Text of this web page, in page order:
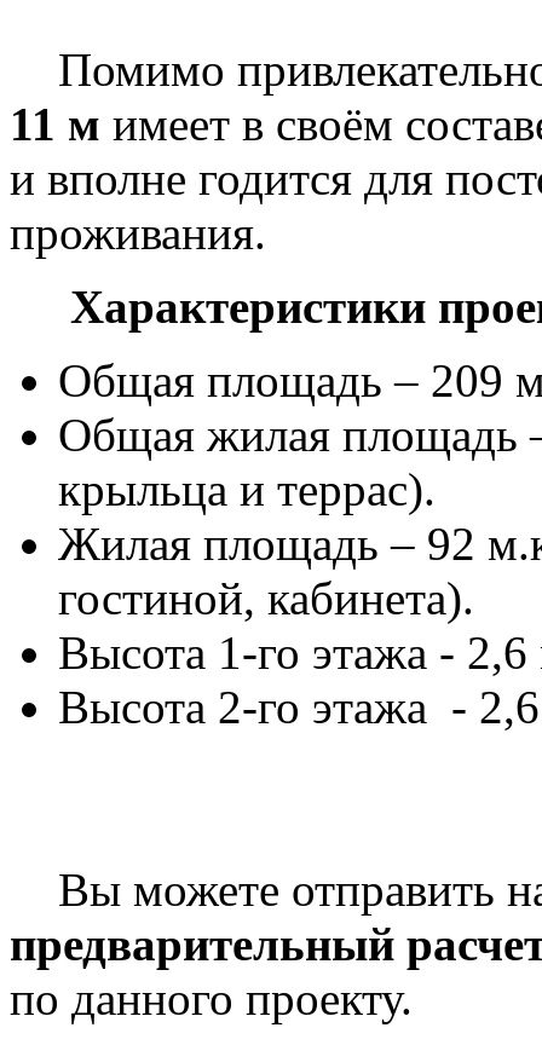
Помимо
11 м имеет в своём
и вполне годится для
проживания.
Характеристики
Общая площадь – 209
Общая жилая площадь
крыльца и террас).
Жилая площадь – 92
гостиной, кабинета).
Высота 1-го этажа -
Высота 2-го этажа -
Вы можете отправить
предварительный
по данного проекту.